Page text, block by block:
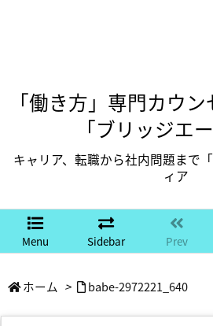
「働き方」専門カウ
「ブリッジエ
キャリア、転職から社内問題まで
ィア
Menu Sidebar Prev
ホーム > babe-2972221_640